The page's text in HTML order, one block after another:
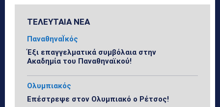
ΤΕΛΕΥΤΑΙΑ ΝΕΑ
ΠαναθηναΪκός
Έξι επαγγελματικά συμβόλαια στην
Ακαδημία του Παναθηναϊκού!
Ολυμπιακός
Επέστρεψε στον Ολυμπιακό ο Ρέτσος!